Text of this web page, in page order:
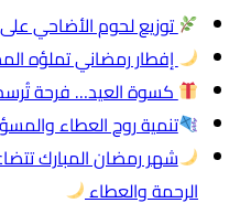
توزيع لحوم الأضاحي
إفطار رمضاني تملؤه
كسوة العيد… فرحة
تنمية روح العطاء
شهر رمضان المبارك
الرحمة والعطاء